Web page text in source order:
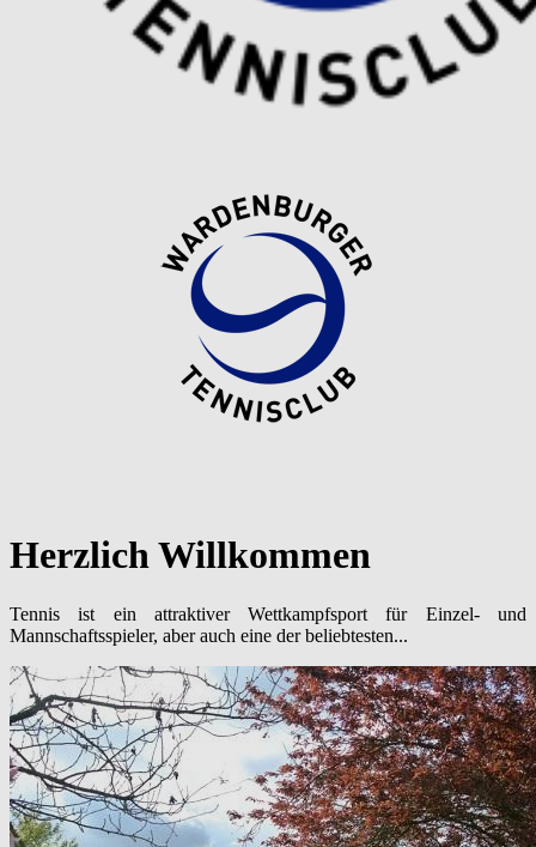
Herzlich Willkommen
Tennis ist ein attraktiver Wettkampfsport für Einzel- und
Mannschaftsspieler, aber auch eine der beliebtesten...